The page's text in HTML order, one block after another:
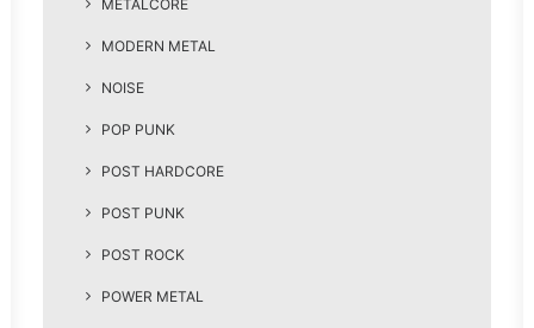
METALCORE
MODERN METAL
NOISE
POP PUNK
POST HARDCORE
POST PUNK
POST ROCK
POWER METAL